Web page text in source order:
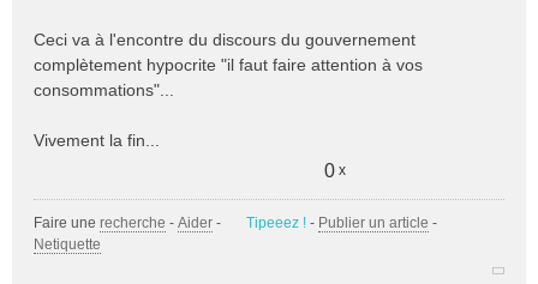
Ceci va à l'encontre du discours du gouvernement
complètement hypocrite "il faut faire attention à vos
consommations"...
Vivement la fin...
0 x
Faire une recherche - Aider - Tipeeez ! - Publier un article -
Netiquette